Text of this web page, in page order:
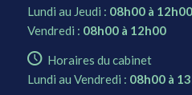
Lundi au Jeudi : 08h00 à 12h00
Vendredi : 08h00 à 12h00
Horaires du cabinet
Lundi au Vendredi : 08h00 à